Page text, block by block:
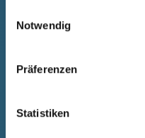
Notwendig
Präferenzen
Statistiken